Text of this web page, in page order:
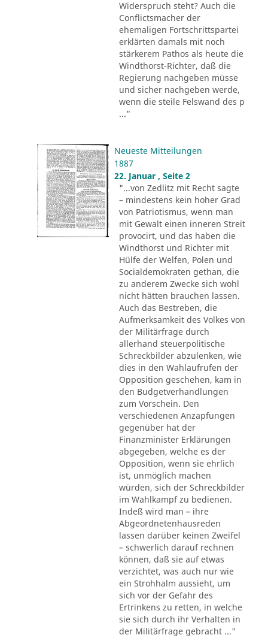
Widerspruch steht? Auch die
Conflictsmacher der
ehemaligen Fortschrittspartei
erklärten damals mit noch
stärkerem Pathos als heute die
Windthorst-Richter, daß die
Regierung nachgeben müsse
und sicher nachgeben werde,
wenn die steile Felswand des p
..."
Neueste Mitteilungen
1887
22. Januar , Seite 2
"...von Zedlitz mit Recht sagte
– mindestens kein hoher Grad
von Patriotismus, wenn man
mit Gewalt einen inneren Streit
provocirt, und das haben die
Windthorst und Richter mit
Hülfe der Welfen, Polen und
Socialdemokraten gethan, die
zu anderem Zwecke sich wohl
nicht hätten brauchen lassen.
Auch das Bestreben, die
Aufmerksamkeit des Volkes von
der Militärfrage durch
allerhand steuerpolitische
Schreckbilder abzulenken, wie
dies in den Wahlaufrufen der
Opposition geschehen, kam in
den Budgetverhandlungen
zum Vorschein. Den
verschiedenen Anzapfungen
gegenüber hat der
Finanzminister Erklärungen
abgegeben, welche es der
Opposition, wenn sie ehrlich
ist, unmöglich machen
würden, sich der Schreckbilder
im Wahlkampf zu bedienen.
Indeß wird man – ihre
Abgeordnetenhausreden
lassen darüber keinen Zweifel
– schwerlich darauf rechnen
können, daß sie auf etwas
verzichtet, was auch nur wie
ein Strohhalm aussieht, um
sich vor der Gefahr des
Ertrinkens zu retten, in welche
sie sich durch ihr Verhalten in
der Militärfrage gebracht ..."